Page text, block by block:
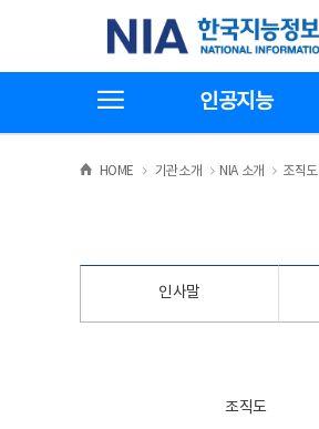
기
한국지능정보사회진흥원
인공지능
HOME >
기관소개 >NIA 소개 >
조직도
인사말
조직도